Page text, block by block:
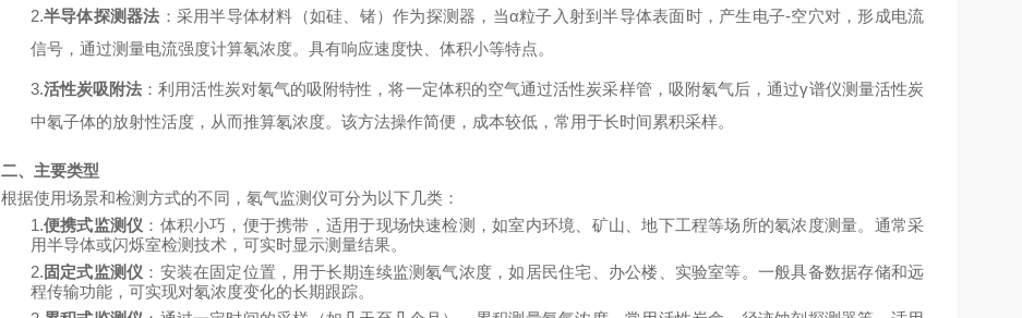
2.半导体探测器法 ：采用半导体材料（如硅、锗）作为探测器，当α粒子入射到半导体表面时，产生电子-空穴对，形成电流
信号，通过测量电流强度计算氡浓度。具有响应速度快、体积小等特点。
3.活性炭吸附法 ：利用活性炭对氡气的吸附特性，将一定体积的空气通过活性炭采样管，吸附氡气后，通过γ谱仪测量活性炭
中氡子体的放射性活度，从而推算氡浓度。该方法操作简便，成本较低，常用于长时间累积采样。
二、主要类型
根据使用场景和检测方式的不同，氡气监测仪可分为以下几类：
1.便携式监测仪 ：体积小巧，便于携带，适用于现场快速检测，如室内环境、矿山、地下工程等场所的氡浓度测量。通常采
用半导体或闪烁室检测技术，可实时显示测量结果。
2. 固定式监测仪 ：安装在固定位置，用于长期连续监测氡气浓度，如居民住宅、办公楼、实验室等。一般具备数据存储和远
程传输功能，可实现对氡浓度变化的长期跟踪。